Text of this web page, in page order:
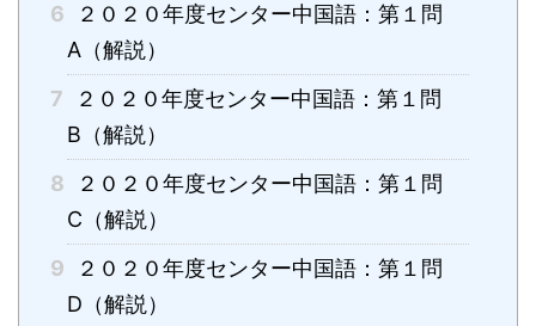
6
２０２０年度センター中国語：第１問
A（解説）
7
２０２０年度センター中国語：第１問
B（解説）
8
２０２０年度センター中国語：第１問
C（解説）
9
２０２０年度センター中国語：第１問
D（解説）